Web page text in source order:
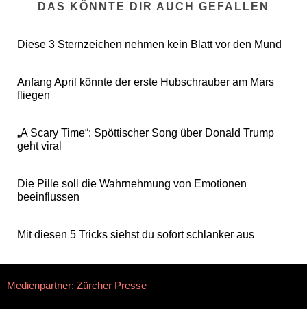
DAS KÖNNTE DIR AUCH GEFALLEN
Diese 3 Sternzeichen nehmen kein Blatt vor den Mund
Anfang April könnte der erste Hubschrauber am Mars
fliegen
„A Scary Time“: Spöttischer Song über Donald Trump
geht viral
Die Pille soll die Wahrnehmung von Emotionen
beeinflussen
Mit diesen 5 Tricks siehst du sofort schlanker aus
Medienpartner: Zürcher Presse